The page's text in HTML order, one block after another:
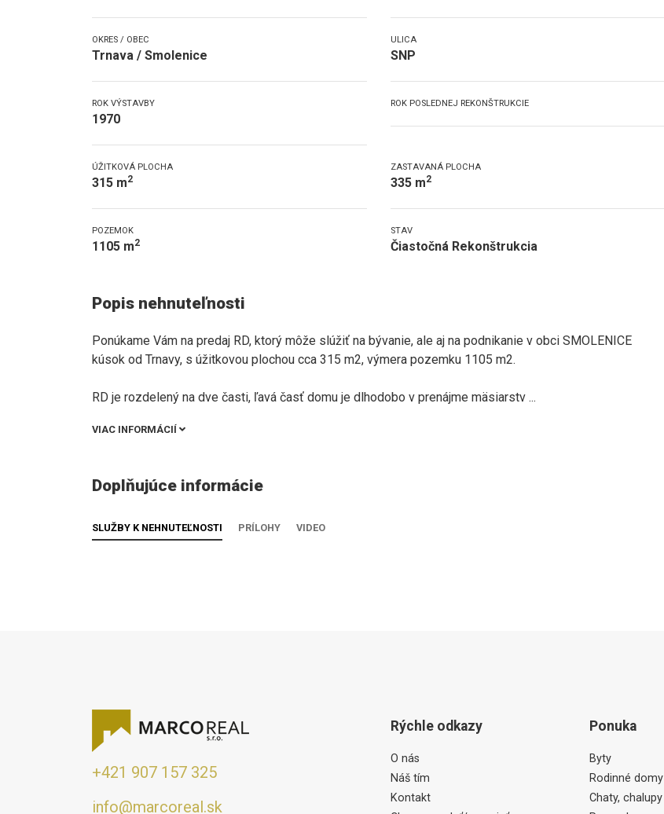
OKRES / OBEC
Trnava / Smolenice
ULICA
SNP
ROK VÝSTAVBY
1970
ROK POSLEDNEJ REKONŠTRUKCIE
ÚŽITKOVÁ PLOCHA
315 m2
ZASTAVANÁ PLOCHA
335 m2
POZEMOK
1105 m2
STAV
Čiastočná Rekonštrukcia
Popis nehnuteľnosti
Ponúkame Vám na predaj RD, ktorý môže slúžiť na bývanie, ale aj na podnikanie v obci SMOLENICE
kúsok od Trnavy, s úžitkovou plochou cca 315 m2, výmera pozemku 1105 m2.
RD je rozdelený na dve časti, ľavá časť domu je dlhodobo v prenájme mäsiarstv ...
VIAC INFORMÁCIÍ
Doplňujúce informácie
SLUŽBY K NEHNUTEĽNOSTI PRÍLOHY VIDEO
+421 907 157 325
info@marcoreal.sk
Rýchle odkazy
O nás
Náš tím
Kontakt
Ponuka
Byty
Rodinné domy
Chaty, chalupy